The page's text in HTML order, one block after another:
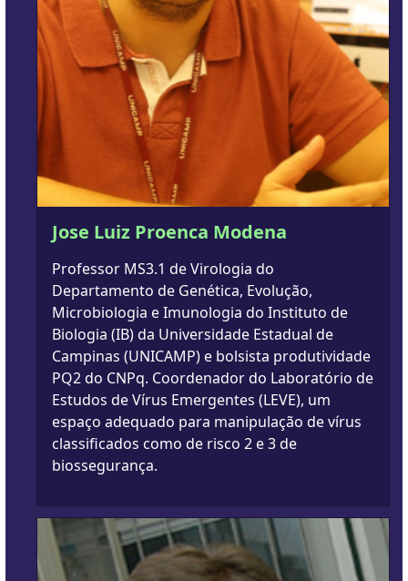
Jose Luiz Proenca Modena
Professor MS3.1 de Virologia do
Departamento de Genética, Evolução,
Microbiologia e Imunologia do Instituto de
Biologia (IB) da Universidade Estadual de
Campinas (UNICAMP) e bolsista produtividade
PQ2 do CNPq. Coordenador do Laboratório de
Estudos de Vírus Emergentes (LEVE), um
espaço adequado para manipulação de vírus
classificados como de risco 2 e 3 de
biossegurança.